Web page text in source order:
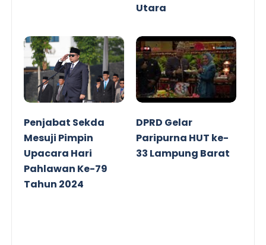
Utara
Penjabat Sekda
Mesuji Pimpin
Upacara Hari
Pahlawan Ke-79
Tahun 2024
DPRD Gelar
Paripurna HUT ke-
33 Lampung Barat